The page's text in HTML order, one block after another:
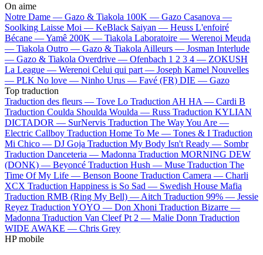
On aime
Notre Dame — Gazo & Tiakola 100K — Gazo Casanova —
Soolking Laisse Moi — KeBlack Saiyan — Heuss L'enfoiré
Bécane —Yamê 200K — Tiakola Laboratoire — Werenoi Meuda
— Tiakola Outro — Gazo & Tiakola Ailleurs — Josman Interlude
— Gazo & Tiakola Overdrive — Ofenbach 1 2 3 4 — ZOKUSH
La League — Werenoi Celui qui part — Joseph Kamel Nouvelles
— PLK No love — Ninho Urus — Favé (FR) DIE — Gazo
Top traduction
Traduction des fleurs — Tove Lo Traduction AH HA — Cardi B
Traduction Coulda Shoulda Woulda — Russ Traduction KYLIAN
DICTADOR — SurNervis Traduction The Way You Are —
Electric Callboy Traduction Home To Me — Tones & I Traduction
Mi Chico — DJ Goja Traduction My Body Isn't Ready — Sombr
Traduction Danceteria — Madonna Traduction MORNING DEW
(DONK) — Beyoncé Traduction Hush — Muse Traduction The
Time Of My Life — Benson Boone Traduction Camera — Charli
XCX Traduction Happiness is So Sad — Swedish House Mafia
Traduction RMB (Ring My Bell) — Aitch Traduction 99% — Jessie
Reyez Traduction YOYO — Don Xhoni Traduction Bizarre —
Madonna Traduction Van Cleef Pt 2 — Malie Donn Traduction
WIDE AWAKE — Chris Grey
HP mobile